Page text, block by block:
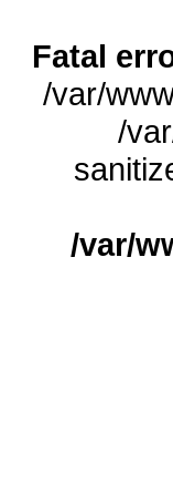
Fatal
/var/
/
/var/